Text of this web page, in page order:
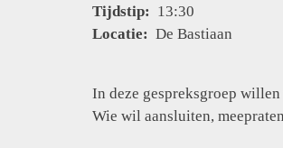
Tijdstip: 13:30
Locatie: De Bastiaan
In deze gespreksgroep
Wie wil aansluiten,